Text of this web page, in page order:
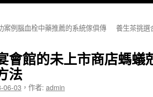
案例腦血栓中藥推薦的系統傢俱傳
養生茶挑選
會館的未上市商店螞蟻
法
06-03 ， 作者: admin